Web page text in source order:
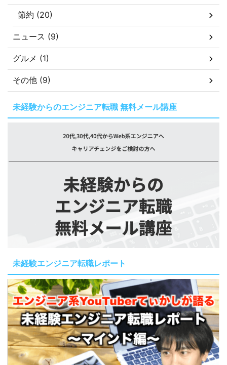
節約 (20)
ニュース (9)
グルメ (1)
その他 (9)
未経験からのエンジニア転職 無料メール講座
未経験エンジニア転職レポート